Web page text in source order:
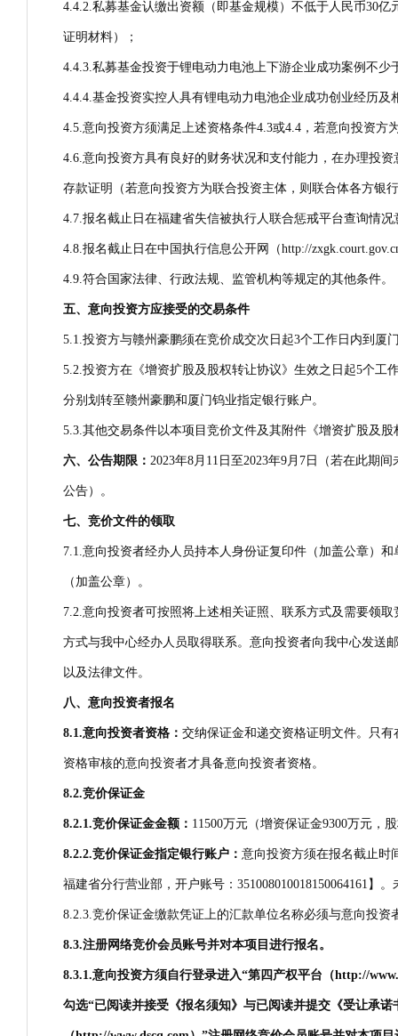
4.4.2.私募基金认缴出资额（即基金规模）不低于人民币30
证明材料）；
4.4.3.私募基金投资于锂电动力电池上下游企业成功案例不
4.4.4.基金投资实控人具有锂电动力电池企业成功创业经历
4.5.意向投资方须满足上述资格条件4.3或4.4，若意向投资
4.6.意向投资方具有良好的财务状况和支付能力，在办理投
存款证明（若意向投资方为联合投资主体，则联合体各方银
4.7.报名截止日在福建省失信被执行人联合惩戒平台查询情
4.8.报名截止日在中国执行信息公开网（http://
4.9.符合国家法律、行政法规、监管机构等规定的其他条件。
五、意向投资方应接受的交易条件
5.1.投资方与赣州豪鹏须在竞价成交次日起3个工作日内到厦
5.2.投资方在《增资扩股及股权转让协议》生效之日起5个
分别划转至赣州豪鹏和厦门钨业指定银行账户。
5.3.其他交易条件以本项目竞价文件及其附件《增资扩股及
六、公告期限： 2023年8月11日至2023年9月7日（若在此期
公告）。
七、竞价文件的领取
7.1.意向投资者经办人员持本人身份证复印件（加盖公章）
（加盖公章）。
7.2.意向投资者可按照将上述相关证照、联系方式及需要领
方式与我中心经办人员取得联系。意向投资者向我中心发送
以及法律文件。
八、意向投资者报名
8.1.意向投资者资格： 交纳保证金和递交资格证明文件。只
资格审核的意向投资者才具备意向投资者资格。
8.2.竞价保证金
8.2.1.竞价保证金金额： 11500万元（增资保证金9300万元，
8.2.2.竞价保证金指定银行账户： 意向投资方须在报名截止时
福建省分行营业部，开户账号：351008010018150064161】
8.2.3.竞价保证金缴款凭证上的汇款单位名称必须与意向投资
8.3.注册网络竞价会员账号并对本项目进行报名。
8.3.1.意向投资方须自行登录进入“第四产权平台（http://
勾选“已阅读并接受《报名须知》与已阅读并提交《受让承